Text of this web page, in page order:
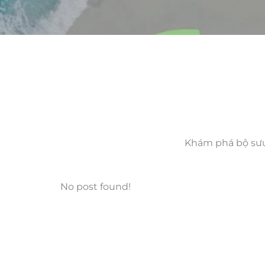
Khám phá bộ
No post found!